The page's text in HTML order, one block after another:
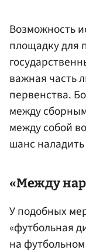
Возможность
площадку для
важная часть
первенства.
между
между собой
шанс
«Между
У подобных
«футбольная
на